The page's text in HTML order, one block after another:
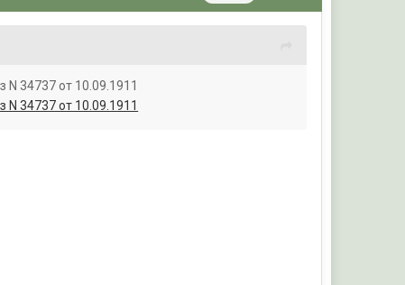
34737 от 10.09.1911
34737 от 10.09.1911